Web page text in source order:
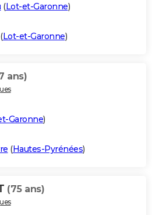
(Lot-et-Garonne)
(Lot-et-Garonne)
ans)
Garonne)
(Hautes-Pyrénées)
(75 ans)